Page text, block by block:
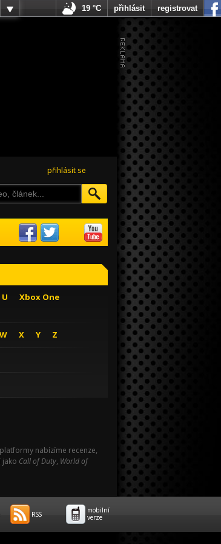
přihlásit se
Xbox One
W X Y Z
platformy nabízíme recenze,
jako Call of Duty, World of
19 °C přihlásit registrovat
RSS
mobilní
verze